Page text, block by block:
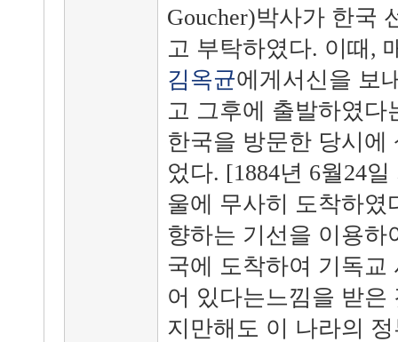
Goucher)박사가 한국
고 부탁하였다. 이때,
김옥균에게서신을 보
고 그후에 출발하였다
한국을 방문한 당시에
었다. [1884년 6월24
울에 무사히 도착하
향하는 기선을 이용하
국에 도착하여 기독교
어 있다는느낌을 받은
지만해도 이 나라의